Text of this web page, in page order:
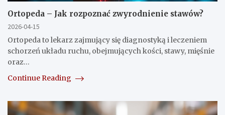
Ortopeda – Jak rozpoznać zwyrodnienie stawów?
2026-04-15
Ortopeda to lekarz zajmujący się diagnostyką i leczeniem
schorzeń układu ruchu, obejmujących kości, stawy, mięśnie
oraz…
Continue Reading